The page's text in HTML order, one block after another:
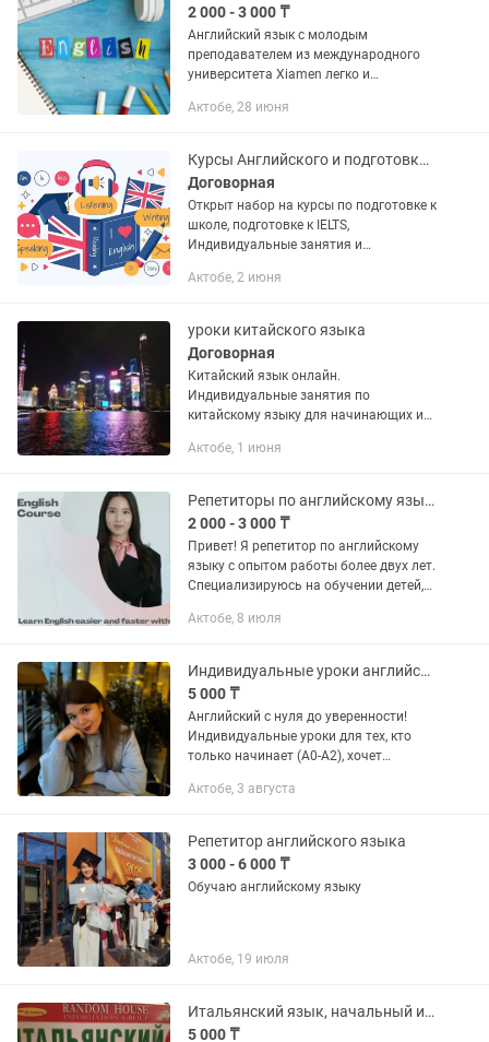
2 000 - 3 000 ₸
Английский язык с молодым
преподавателем из международного
университета Xiamen легко и
домашними заданиями ✔
Подготовка к экзаменам и...
Актобе, 28 июня
Курсы Английского и подготовки к IELTS
Договорная
Открыт набор на курсы по подготовке к
школе, подготовке к IELTS,
Индивидуальные занятия и
Актобе, 2 июня
уроки китайского языка
Договорная
Китайский язык онлайн.
Индивидуальные занятия по
китайскому языку для начинающих и
практика ✔ чтение и письмо
культуры ✔ обучение в...
Актобе, 1 июня
Репетиторы по английскому языку онлайн прокачайте язык с опытным учителем
2 000 - 3 000 ₸
Привет! Я репетитор по английскому
языку с опытом работы более двух лет.
Специализируюсь на обучении детей,
ученика создаю свою индивидуальную
Актобе, 8 июля
Индивидуальные уроки английского языка онлайн
5 000 ₸
Английский с нуля до уверенности!
Индивидуальные уроки для тех, кто
только начинает (A0-A2), хочет
разобраться в запутанных темах. 💬
Актобе, 3 августа
Репетитор английского языка
3 000 - 6 000 ₸
Обучаю английскому языку
Актобе, 19 июля
Итальянский язык, начальный и средний уровни
5 000 ₸